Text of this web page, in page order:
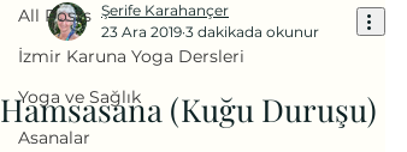
All Posts
İzmir Karuna Yoga Dersleri
Yoga ve Sağlık
Asanalar
Hamsasana (Kuğu Duruşu)
Şerife Karahançer
23 Ara 2019 3 dakikada okunur